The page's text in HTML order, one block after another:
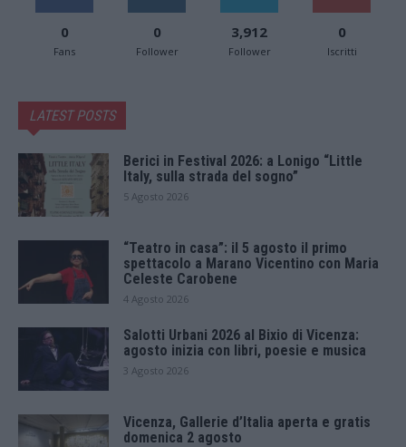
0
Fans
0
Follower
3,912
Follower
0
Iscritti
LATEST POSTS
Berici in Festival 2026: a Lonigo “Little
Italy, sulla strada del sogno”
5 Agosto 2026
“Teatro in casa”: il 5 agosto il primo
spettacolo a Marano Vicentino con Maria
Celeste Carobene
4 Agosto 2026
Salotti Urbani 2026 al Bixio di Vicenza:
agosto inizia con libri, poesie e musica
3 Agosto 2026
Vicenza, Gallerie d’Italia aperta e gratis
domenica 2 agosto